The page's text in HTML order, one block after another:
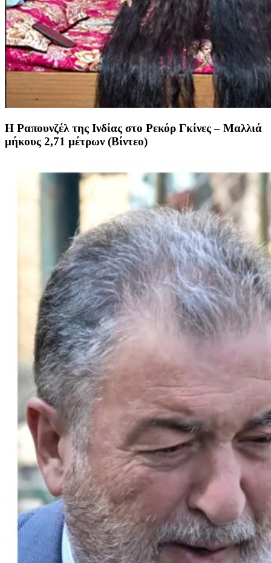
Η Ραπουνζέλ της Ινδίας στο Ρεκόρ Γκίνες – Μαλλιά
μήκους 2,71 μέτρων (Βίντεο)